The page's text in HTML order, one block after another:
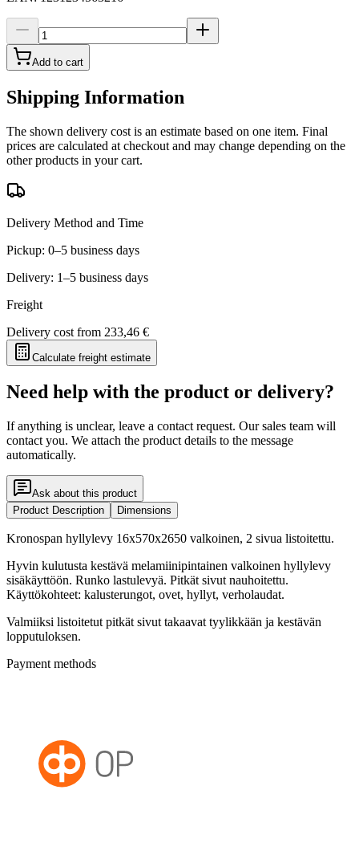
Add to cart
Shipping Information
The shown delivery cost is an estimate based on one item. Final
prices are calculated at checkout and may change depending on the
other products in your cart.
Delivery Method and Time
Pickup: 0–5 business days
Delivery: 1–5 business days
Freight
Delivery cost from 233,46 €
Calculate freight estimate
Need help with the product or delivery?
If anything is unclear, leave a contact request. Our sales team will
contact you. We attach the product details to the message
automatically.
Ask about this product
Product Description
Dimensions
Kronospan hyllylevy 16x570x2650 valkoinen, 2 sivua listoitettu.
Hyvin kulutusta kestävä melamiinipintainen valkoinen hyllylevy
sisäkäyttöön. Runko lastulevyä. Pitkät sivut nauhoitettu.
Käyttökohteet: kalusterungot, ovet, hyllyt, verholaudat.
Valmiiksi listoitetut pitkät sivut takaavat tyylikkään ja kestävän
lopputuloksen.
Payment methods